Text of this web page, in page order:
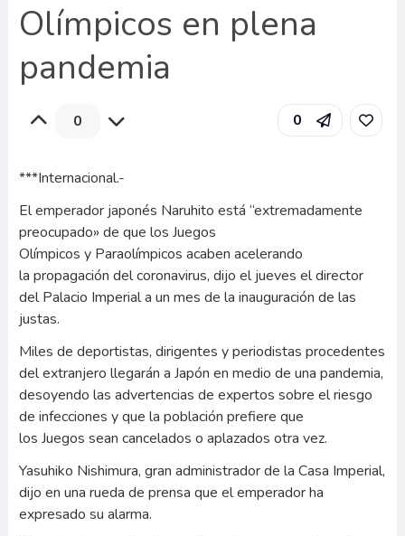
Olímpicos en plena
pandemia
0 0
***Internacional.-
El emperador japonés Naruhito está “extremadamente
preocupado» de que los Juegos
Olímpicos y Paraolímpicos acaben acelerando
la propagación del coronavirus, dijo el jueves el director
del Palacio Imperial a un mes de la inauguración de las
justas.
Miles de deportistas, dirigentes y periodistas procedentes
del extranjero llegarán a Japón en medio de una pandemia,
desoyendo las advertencias de expertos sobre el riesgo
de infecciones y que la población prefiere que
los Juegos sean cancelados o aplazados otra vez.
Yasuhiko Nishimura, gran administrador de la Casa Imperial,
dijo en una rueda de prensa que el emperador ha
expresado su alarma.